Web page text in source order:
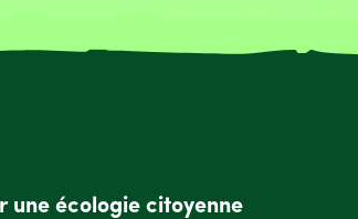
une écologie citoyenne